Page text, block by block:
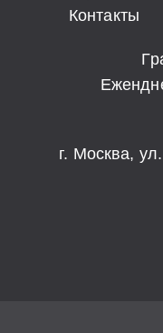
Контакты
г. Москва,